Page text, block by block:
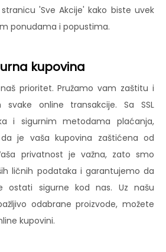
'Sve Akcije' kako biste uvek
ponudama i popustima.
kupovina
prioritet. Pružamo vam zaštitu i
svake online transakcije. Sa SSL
i sigurnim metodama plaćanja,
je vaša kupovina zaštićena od
privatnost je važna, zato smo
ličnih podataka i garantujemo da
ostati sigurne kod nas. Uz našu
odabrane proizvode, možete
kupovini.